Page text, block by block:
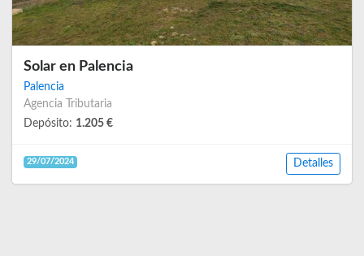
Solar en Palencia
Palencia
Agencia Tributaria
Depósito: 1.205 €
29/07/2024 Detalles